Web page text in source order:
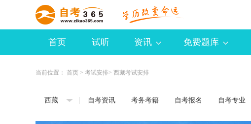
首页 试听 资讯 免费题库
当前位置： 首页 > 考试安排> 西藏考试安排
西藏 自考资讯 考务考籍 自考报名 自考专业